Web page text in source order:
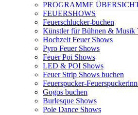
PROGRAMME
FEUERSHOWS
Feuerschlucker-buchen
Künstler für Bühnen & Musik
Hochzeit Feuer Shows
Pyro Feuer Shows
Feuer Poi Shows
LED & POI Shows
Feuer Strip Shows buchen
Feuerspucker-
Gogos buchen
Burlesque Shows
Pole Dance Shows